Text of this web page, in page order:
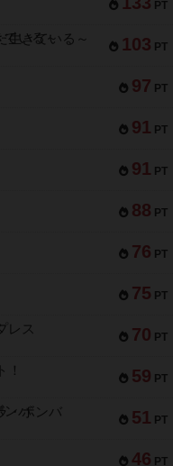
PT
103 PT
きている～
97 PT
91 PT
91 PT
88 PT
76 PT
75 PT
70 PT
レス
59 PT
51 PT
・ボンバ
46 PT